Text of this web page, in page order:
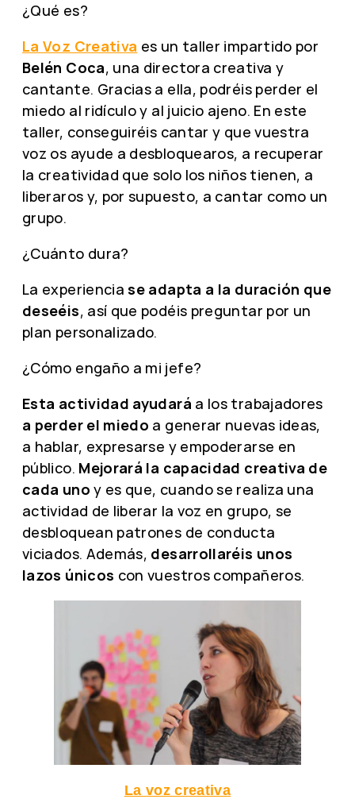
¿Qué es?
La Voz Creativa es un taller impartido por
Belén Coca, una directora creativa y
cantante. Gracias a ella, podréis perder el
miedo al ridículo y al juicio ajeno. En este
taller, conseguiréis cantar y que vuestra
voz os ayude a desbloquearos, a recuperar
la creatividad que solo los niños tienen, a
liberaros y, por supuesto, a cantar como un
grupo.
¿Cuánto dura?
La experienciase adapta a la duración que
deseéis, así que podéis preguntar por un
plan personalizado.
¿Cómo engaño a mi jefe?
Esta actividad ayudará a los trabajadores
a perder el miedo a generar nuevas ideas,
a hablar, expresarse y empoderarse en
público. Mejorará la capacidad creativa de
cada uno y es que, cuando se realiza una
actividad de liberar la voz en grupo, se
desbloquean patrones de conducta
viciados. Además, desarrollaréis unos
lazos únicos con vuestros compañeros.
La voz creativa